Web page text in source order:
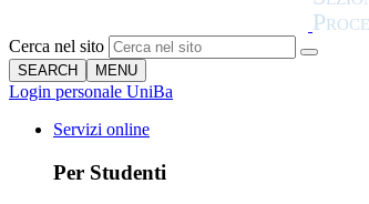
Cerca nel sito
SEARCH MENU
Login personale UniBa
Servizi online
Per Studenti